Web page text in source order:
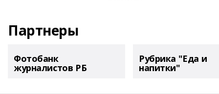
Партнеры
Фотобанк
журналистов РБ
Рубрика "Еда и
напитки"